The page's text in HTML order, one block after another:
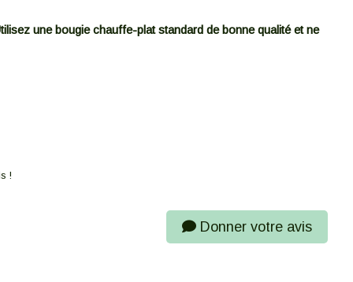
une bougie chauffe-plat standard de bonne qualité et ne
!
Donner votre avis